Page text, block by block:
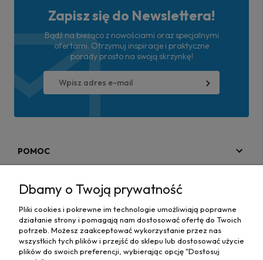
Zapisz się do Newslettera!
Bądź na bieżąco z nowościami oraz specjalnymi
ofertami. Otrzymuj inspiracje i praktyczne
porady prosto na swoją skrzynkę!
POMOC
MAPA STRONY
INFORMACJE
Dbamy o Twoją prywatność
Pliki cookies i pokrewne im technologie umożliwiają poprawne
działanie strony i pomagają nam dostosować ofertę do Twoich
potrzeb. Możesz zaakceptować wykorzystanie przez nas
wszystkich tych plików i przejść do sklepu lub dostosować użycie
plików do swoich preferencji, wybierając opcję "Dostosuj